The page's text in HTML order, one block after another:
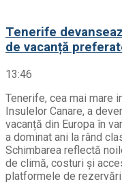
Tenerife
de vacanță
13:46
Tenerife, cea mai mare
Insulelor Canare, a
vacanță din Europa în
a dominat ani la rând
Schimbarea reflectă
de climă, costuri și
platformele de rezervări